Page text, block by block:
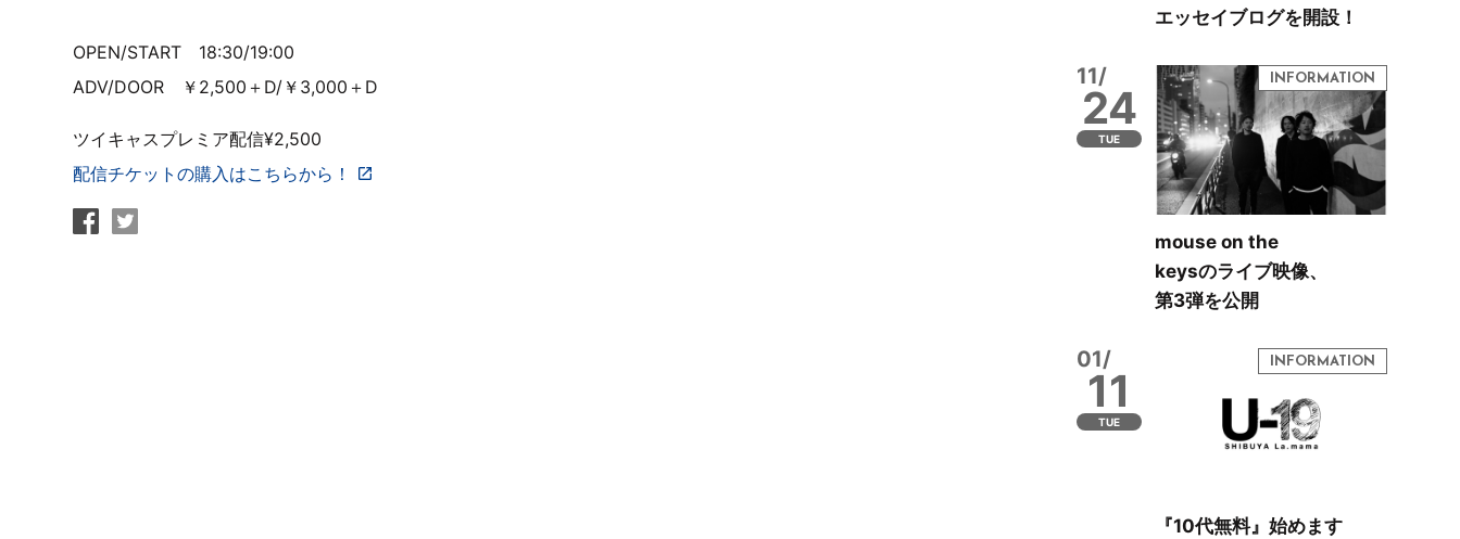
OPEN/START 18:30/19:00
ADV/DOOR ￥2,500＋D/￥3,000＋D
ツイキャスプレミア配信¥2,500
配信チケットの購入はこちらから！
エッセイブログを開設！
11/
24
TUE
mouse on the
keysのライブ映像、
第3弾を公開
01/
11
TUE
『10代無料』始めます